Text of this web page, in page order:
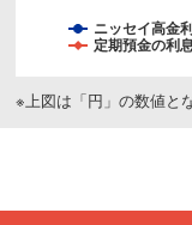
ニッセイ高金
定期預金の利
※上図は「円」の数値と